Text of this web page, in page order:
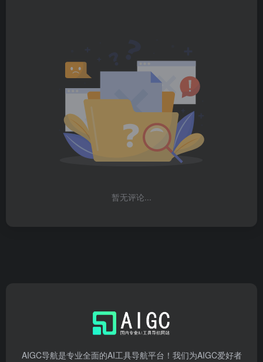
暂无评论...
AIGC导航是专业全面的AI工具导航平台！我们为AIGC爱好者